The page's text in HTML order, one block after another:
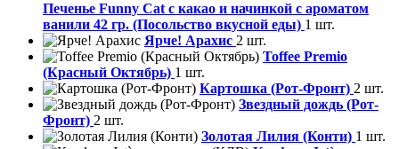
Печенье Funny Сat с какао и начинкой с ароматом
ванили 42 гр. (Посольство вкусной еды) 1 шт.
Ярче! Арахис 2 шт.
Toffee Premio
(Красный Октябрь) 1 шт.
Картошка (Рот-Фронт) 2 шт.
Звездный дождь (Рот-
Фронт) 2 шт.
Золотая Лилия (Конти) 1 шт.